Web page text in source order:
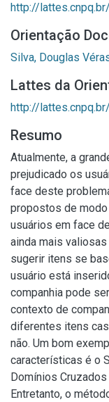
http://
Orientação
Silva, Douglas
Lattes da
http://
Resumo
Atualmente, a
prejudicado os
face deste
propostos de
usuários em face
ainda mais
sugerir itens se
usuário está
companhia pode
contexto de
diferentes itens
não. Um bom
características é o
Domínios
Entretanto, o